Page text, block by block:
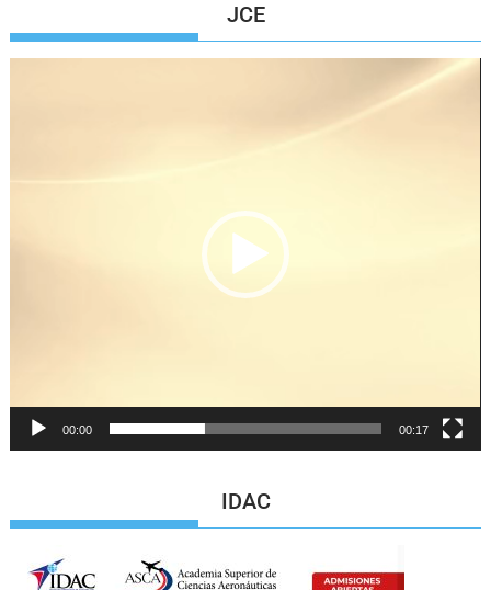
JCE
00:00 00:17
IDAC